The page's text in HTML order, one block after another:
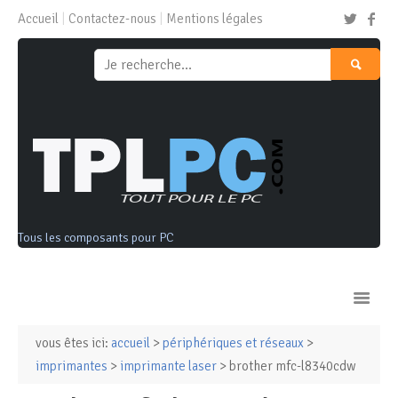
Accueil Contactez-nous Mentions légales
Tous les composants pour PC
Ordinateurs & Tablettes
vous êtes ici: accueil > périphériques et réseaux >
imprimantes > imprimante laser > brother mfc-l8340cdw